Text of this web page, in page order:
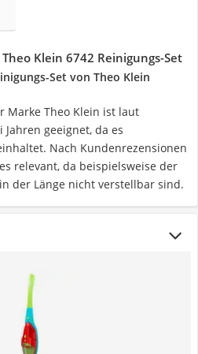
Klein 6742 Reinigungs-Set
Set von Theo Klein
Marke Theo Klein ist laut
geeignet, da es
Nach Kundenrezensionen
relevant, da beispielsweise der
der Länge nicht verstellbar sind.